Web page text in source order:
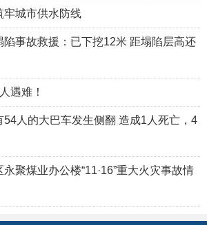
牢城市供水防线
陷事故救援：已下挖12米 距塌陷层高还
遇难！
人的大巴车发生侧翻 造成1人死亡，4
聚煤业办公楼“11·16”重大火灾事故情